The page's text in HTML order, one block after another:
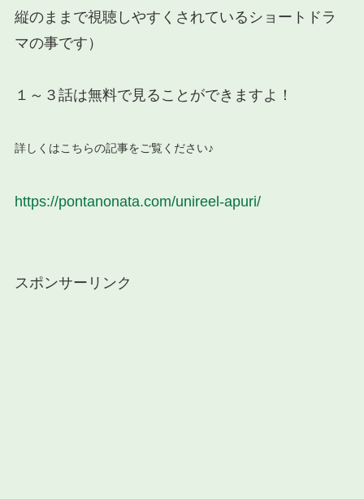
縦のままで視聴しやすくされているショートドラ
マの事です）
１～３話は無料で見ることができますよ！
詳しくはこちらの記事をご覧ください♪
https://pontanonata.com/unireel-apuri/
スポンサーリンク